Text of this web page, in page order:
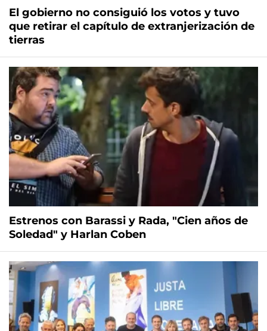
El gobierno no consiguió los votos y tuvo
que retirar el capítulo de extranjerización de
tierras
Estrenos con Barassi y Rada, "Cien años de
Soledad" y Harlan Coben